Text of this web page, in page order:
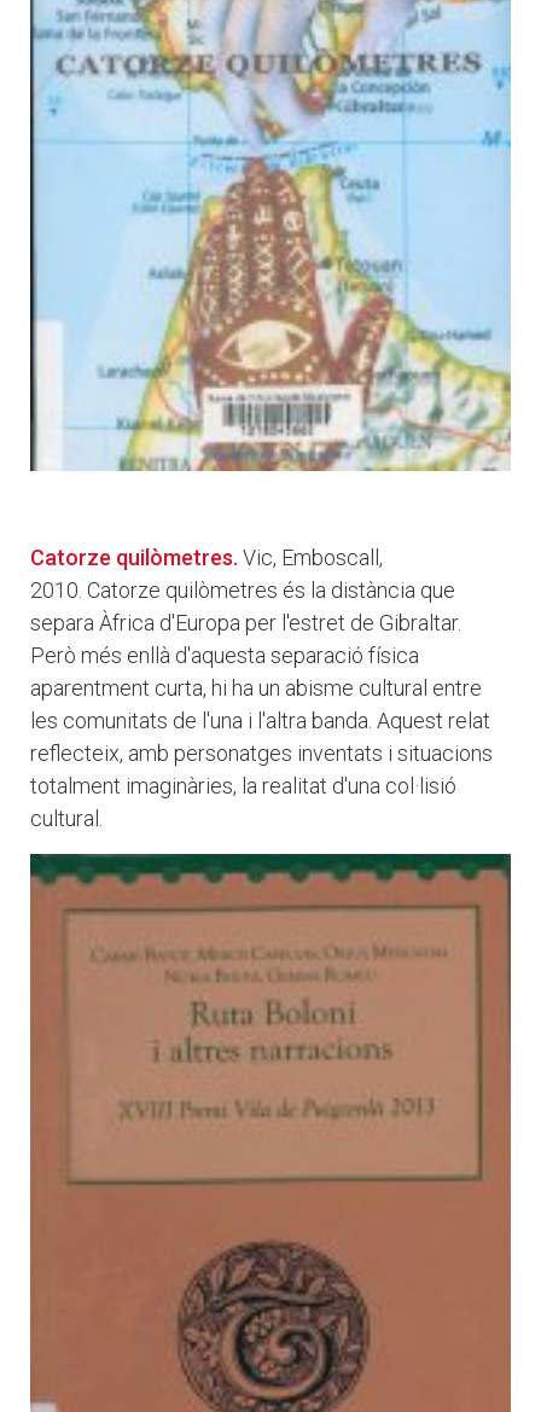
Catorze quilòmetres. Vic, Emboscall,
2010. Catorze quilòmetres és la distància que
separa Àfrica d'Europa per l'estret de Gibraltar.
Però més enllà d'aquesta separació física
aparentment curta, hi ha un abisme cultural entre
les comunitats de l'una i l'altra banda. Aquest relat
reflecteix, amb personatges inventats i situacions
totalment imaginàries, la realitat d'una col·lisió
cultural.